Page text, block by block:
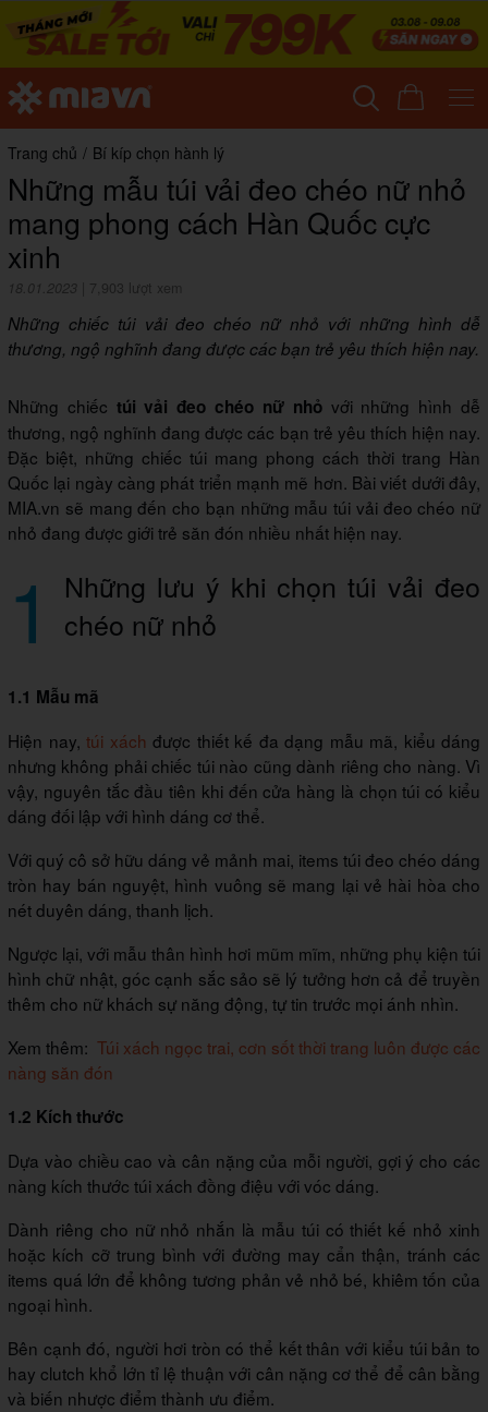
Trang chủ / Bí kíp chọn hành lý
Những mẫu túi vải đeo chéo nữ nhỏ
mang phong cách Hàn Quốc cực
xinh
18.01.2023 7,903 lượt xem
Những chiếc túi vải đeo chéo nữ nhỏ với những hình dễ
thương, ngộ nghĩnh đang được các bạn trẻ yêu thích hiện nay.
Những chiếc túi vải đeo chéo nữ nhỏvới những hình dễ
thương, ngộ nghĩnh đang được các bạn trẻ yêu thích hiện nay.
Đặc biệt, những chiếc túi mang phong cách thời trang Hàn
Quốc lại ngày càng phát triển mạnh mẽ hơn. Bài viết dưới đây,
MIA.vn sẽ mang đến cho bạn những mẫu túi vải đeo chéo nữ
nhỏ đang được giới trẻ săn đón nhiều nhất hiện nay.
1
Những lưu ý khi chọn túi vải đeo
chéo nữ nhỏ
1.1 Mẫu mã
Hiện nay, túi xách được thiết kế đa dạng mẫu mã, kiểu dáng
nhưng không phải chiếc túi nào cũng dành riêng cho nàng. Vì
vậy, nguyên tắc đầu tiên khi đến cửa hàng là chọn túi có kiểu
dáng đối lập với hình dáng cơ thể.
Với quý cô sở hữu dáng vẻ mảnh mai, items túi đeo chéo dáng
tròn hay bán nguyệt, hình vuông sẽ mang lại vẻ hài hòa cho
nét duyên dáng, thanh lịch.
Ngược lại, với mẫu thân hình hơi mũm mĩm, những phụ kiện túi
hình chữ nhật, góc cạnh sắc sảo sẽ lý tưởng hơn cả để truyền
thêm cho nữ khách sự năng động, tự tin trước mọi ánh nhìn.
Xem thêm: Túi xách ngọc trai, cơn sốt thời trang luôn được các
nàng săn đón
1.2 Kích thước
Dựa vào chiều cao và cân nặng của mỗi người, gợi ý cho các
nàng kích thước túi xách đồng điệu với vóc dáng.
Dành riêng cho nữ nhỏ nhắn là mẫu túi có thiết kế nhỏ xinh
hoặc kích cỡ trung bình với đường may cẩn thận, tránh các
items quá lớn để không tương phản vẻ nhỏ bé, khiêm tốn của
ngoại hình.
Bên cạnh đó, người hơi tròn có thể kết thân với kiểu túi bản to
hay clutch khổ lớn tỉ lệ thuận với cân nặng cơ thể để cân bằng
và biến nhược điểm thành ưu điểm.